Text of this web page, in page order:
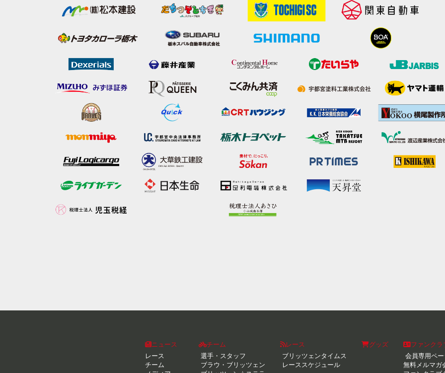
ニュース
レース
チーム
チーム
選手・スタッフ
ブラウ・ブリッツェン
レース
ブリッツェンタイムス
レーススケジュール
グッズ
ファンクラ
会員専用ペ
無料メルマガ